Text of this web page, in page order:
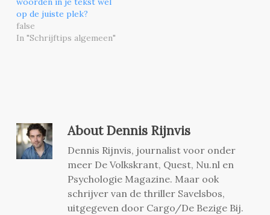
op de juiste plek?
false
In "Schrijftips algemeen"
AboutDennis Rijnvis
Dennis Rijnvis, journalist voor onder
meer De Volkskrant, Quest, Nu.nl en
Psychologie Magazine. Maar ook
schrijver van de thriller Savelsbos,
uitgegeven door Cargo/De Bezige Bij.